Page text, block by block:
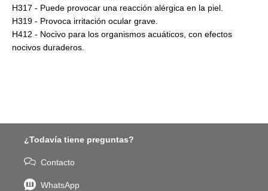
H317 - Puede provocar una reacción alérgica en la piel.
H319 - Provoca irritación ocular grave.
H412 - Nocivo para los organismos acuáticos, con efectos
nocivos duraderos.
¿Todavía tiene preguntas?
Contacto
WhatsApp